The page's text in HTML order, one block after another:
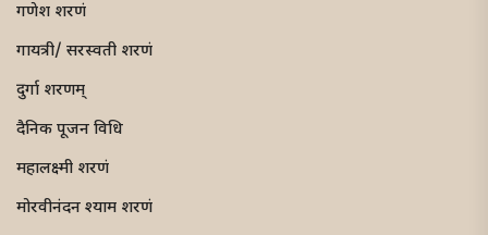
गणेश शरणं
गायत्री/ सरस्वती शरणं
दुर्गा शरणम्
दैनिक पूजन विधि
महालक्ष्मी शरणं
मोरवीनंदन श्याम शरणं